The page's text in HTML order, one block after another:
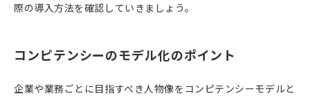
際の導入方法を確認していきましょう。
コンピテンシーのモデル化のポイント
企業や業務ごとに目指すべき人物像をコンピテンシーモデルと